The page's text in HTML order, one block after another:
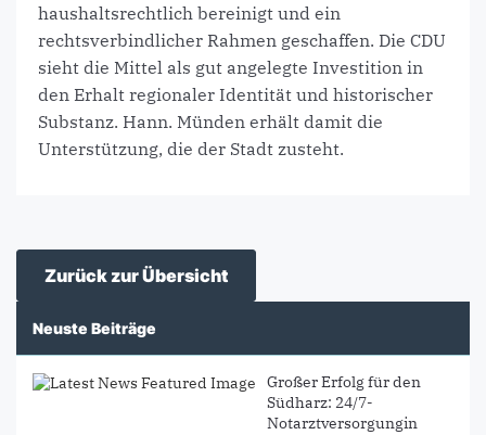
haushaltsrechtlich bereinigt und ein
rechtsverbindlicher Rahmen geschaffen. Die CDU
sieht die Mittel als gut angelegte Investition in
den Erhalt regionaler Identität und historischer
Substanz. Hann. Münden erhält damit die
Unterstützung, die der Stadt zusteht.
Zurück zur Übersicht
Neuste Beiträge
Großer Erfolg für den
Südharz: 24/7-
Notarztversorgungin